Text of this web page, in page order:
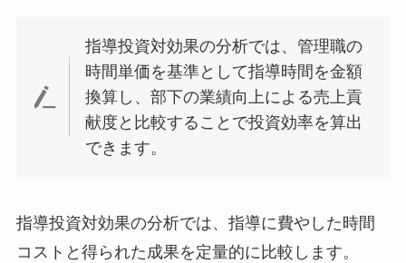
指導投資対効果の分析では、管理職の
時間単価を基準として指導時間を金額
換算し、部下の業績向上による売上貢
献度と比較することで投資効率を算出
できます。
指導投資対効果の分析では、指導に費やした時間
コストと得られた成果を定量的に比較します。